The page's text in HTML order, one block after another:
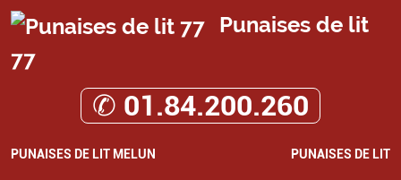
Punaises de lit
77
✆ 01.84.200.260
PUNAISES DE LIT MELUN PUNAISES DE LIT